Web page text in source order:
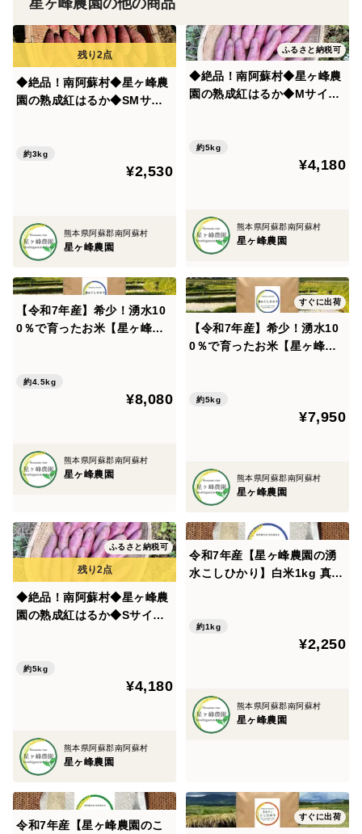
星ヶ峰農園の他の商品
◆絶品！南阿蘇村◆星ヶ峰農
園の熟成紅はるか◆SMサイ
約3kg
¥2,530
熊本県阿蘇郡南阿蘇村
星ヶ峰農園
ふるさと納税可
◆絶品！南阿蘇村◆星ヶ峰農
園の熟成紅はるか◆Mサイズ
約5kg
¥4,180
熊本県阿蘇郡南阿蘇村
星ヶ峰農園
【令和7年産】希少！湧水10
0％で育ったお米【星ヶ峰農
除草剤・堆肥を使わないこだ
約4.5kg
¥8,080
熊本県阿蘇郡南阿蘇村
星ヶ峰農園
すぐに出荷
【令和7年産】希少！湧水10
0％で育ったお米【星ヶ峰農
草剤・動物性堆肥を使わない
こだわりの南阿蘇産米>
約5kg
¥7,950
熊本県阿蘇郡南阿蘇村
星ヶ峰農園
ふるさと納税可
◆絶品！南阿蘇村◆星ヶ峰農
園の熟成紅はるか◆Sサイズ5
約5kg
¥4,180
熊本県阿蘇郡南阿蘇村
星ヶ峰農園
令和7年産【星ヶ峰農園の湧
水こしひかり】白米1kg 真空
わりの南阿蘇の湧水米>
約1kg
¥2,250
熊本県阿蘇郡南阿蘇村
星ヶ峰農園
令和7年産【星ヶ峰農園のこ
すぐに出荷